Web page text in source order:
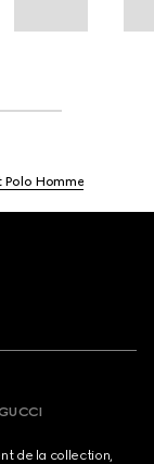
Polo Homme
de la collection,